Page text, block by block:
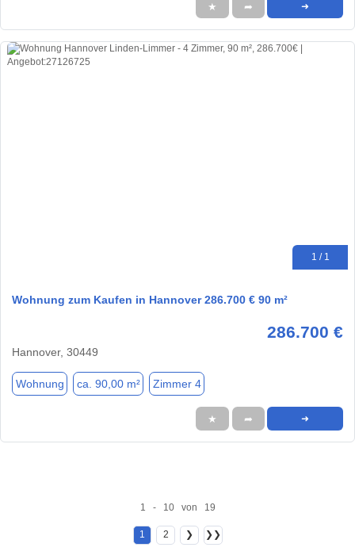
★ ➦ ➜
1 / 1
Wohnung zum Kaufen in Hannover 286.700 € 90 m²
286.700 €
Hannover, 30449
Wohnung ca. 90,00 m² Zimmer 4
★ ➦ ➜
1 - 10 von 19
1 2 ❯ ❯❯